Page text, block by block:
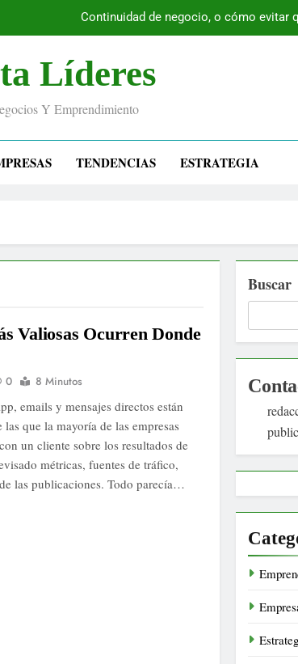
Continuidad de negocio, o cómo evitar
Líderes
Y Emprendimiento
TENDENCIAS ESTRATEGIA
Valiosas Ocurren Donde
0 8 Minutos
emails y mensajes directos están
que la mayoría de las empresas
un cliente sobre los resultados de
métricas, fuentes de tráfico,
las publicaciones. Todo parecía…
Buscar